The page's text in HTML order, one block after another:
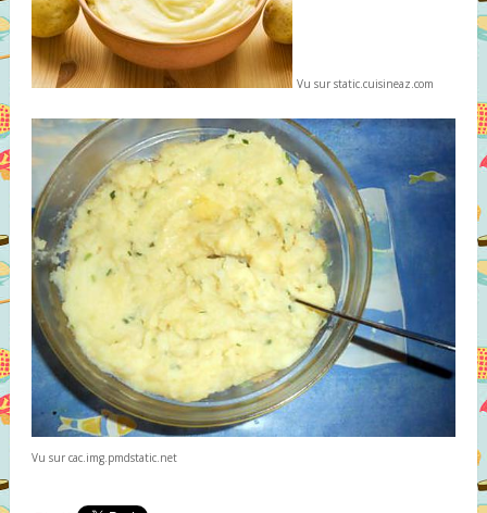
Vu sur static.cuisineaz.com
Vu sur cac.img.pmdstatic.net